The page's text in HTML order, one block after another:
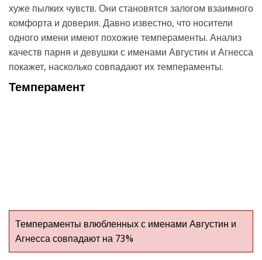
хуже пылких чувств. Они становятся залогом взаимного
комфорта и доверия. Давно известно, что носители
одного имени имеют похожие темпераменты. Анализ
качеств парня и девушки с именами Августин и Агнесса
покажет, насколько совпадают их темпераменты.
Темперамент
Темпераменты влюбленных с именами Августин и
Агнесса совпадают на 73%